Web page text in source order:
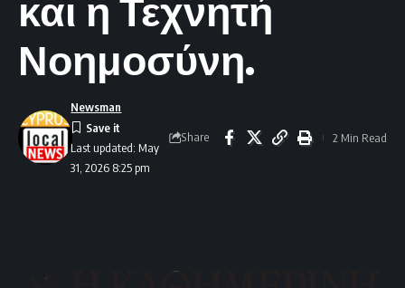
Νοημοσύνη.
Last updated: May
31, 2026 8:25 pm
Newsman
Share 2 Min Read